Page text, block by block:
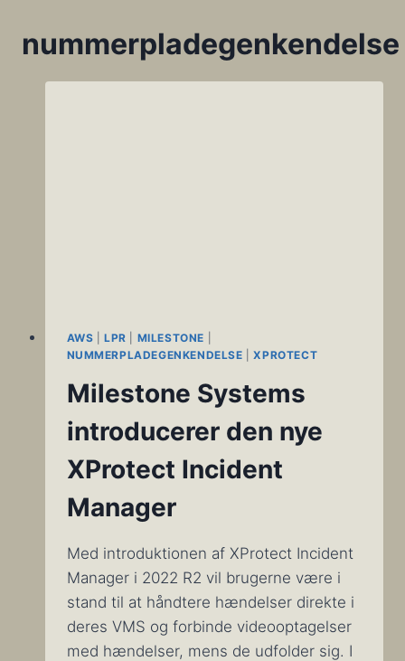
nummerpladegenkendelse
AWS |LPR MILESTONE
NUMMERPLADEGENKENDELSE |XPROTECT
Milestone Systems
introducerer den nye
XProtect Incident
Manager
Med introduktionen af XProtect Incident
Manager i 2022 R2 vil brugerne være i
stand til at håndtere hændelser direkte i
deres VMS og forbinde videooptagelser
med hændelser, mens de udfolder sig. I